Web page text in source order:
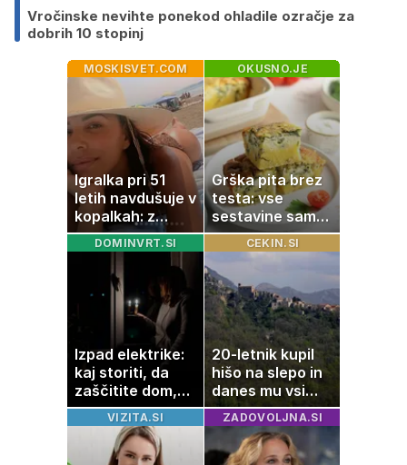
Vročinske nevihte ponekod ohladile ozračje za
dobrih 10 stopinj
MOSKISVET.COM
Igralka pri 51
letih navdušuje v
kopalkah: z
možem uživa v
romantičnem
poletju
OKUSNO.JE
Grška pita brez
testa: vse
sestavine samo
zmešate in
pečica opravi
ostalo
DOMINVRT.SI
Izpad elektrike:
kaj storiti, da
zaščitite dom,
hrano in
elektronske
naprave
CEKIN.SI
20-letnik kupil
hišo na slepo in
danes mu vsi
zavidajo
VIZITA.SI ZADOVOLJNA.SI